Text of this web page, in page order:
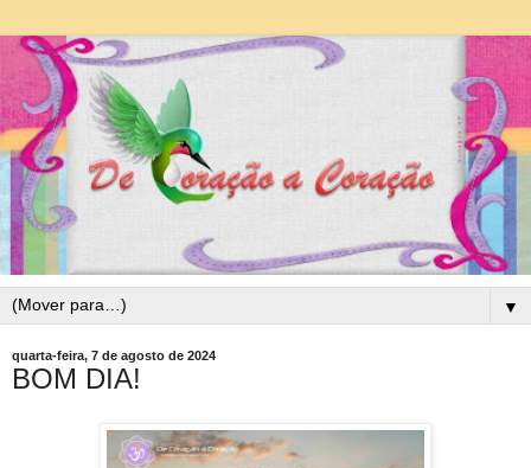
▼
quarta-feira, 7 de agosto de 2024
BOM DIA!